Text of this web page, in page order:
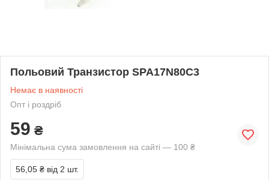
Польовий Транзистор SPA17N80C3
Немає в наявності
Опт і роздріб
59 ₴
Мінімальна сума замовлення на сайті — 100 ₴
56,05 ₴ від 2 шт.